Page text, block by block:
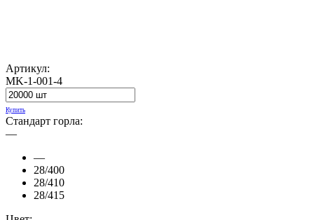
Артикул:
MK-1-001-4
Купить
Стандарт горла:
—
—
28/400
28/410
28/415